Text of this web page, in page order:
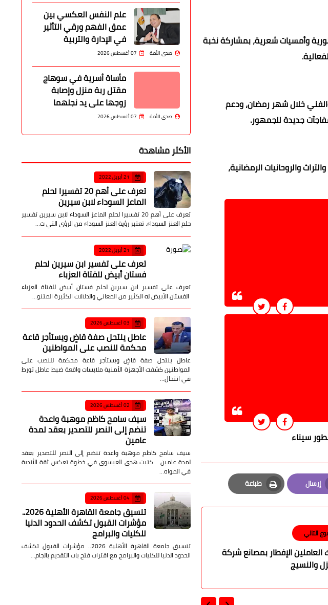
وأمسيات شعرية، بمشاركة نخبة
خلال شهر رمضان، ودعم
جديدة للجمهور.
والروحانيات الرمضانية،
سيناء
إرسال
Email
طباعة
Print
التالي
العاملين الإفطار بمصانع شركة
والنسيج
علم النفس العكسي بين
عمق الفهم ورقي التأثير
في الإدارة والتربية
صدى الأمة 07 أغسطس 2026
مأساة أسرية في سوهاج
مقتل ربة منزل وإصابة
زوجها على يد نجلهما
صدى الأمة 07 أغسطس 2026
الأكثر مشاهدة
21 أبريل 2022
تعرف على أهم 20 تفسيرا لحلم
الماعز السوداء لابن سيرين
تعرف على أهم 20 تفسيرا لحلم الماعز السوداء لابن سيرين تفسير
حلم العنز السوداء، تعتبر رؤية العنز السوداء من الرؤى التي ت…
21 أبريل 2022
تعرف على تفسير ابن سيرين لحلم
فستان أبيض للفتاة العزباء
تعرف على تفسير ابن سيرين لحلم فستان أبيض للفتاة العزباء
الفستان الأبيض له الكثير من المعاني والدلالات الكثيرة المتنو…
03 أغسطس 2026
عاطل ينتحل صفة قاضٍ ويستأجر قاعة
محكمة للنصب على المواطنين
عاطل ينتحل صفة قاضٍ ويستأجر قاعة محكمة للنصب على
المواطنين كشفت الأجهزة الأمنية ملابسات واقعة ضبط عاطل تورط
في انتحال…
02 أغسطس 2026
سيف سامح كاظم موهبة واعدة
تنضم إلى النصر للتصدير بعقد لمدة
عامين
سيف سامح كاظم موهبة واعدة تنضم إلى النصر للتصدير بعقد
لمدة عامين كتبت هدى العيسوى في خطوة تعكس ثقة الأندية
في المواه…
04 أغسطس 2026
تنسيق جامعة القاهرة الأهلية 2026..
مؤشرات القبول تكشف الحدود الدنيا
للكليات والبرامج
تنسيق جامعة القاهرة الأهلية 2026.. مؤشرات القبول تكشف
الحدود الدنيا للكليات والبرامج مع اقتراب فتح باب التقديم بالجام…